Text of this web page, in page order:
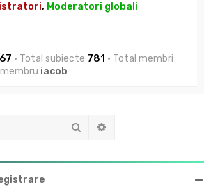
, Moderatori globali
• Total subiecte 781 • Total membri
membru iacob
Căutare